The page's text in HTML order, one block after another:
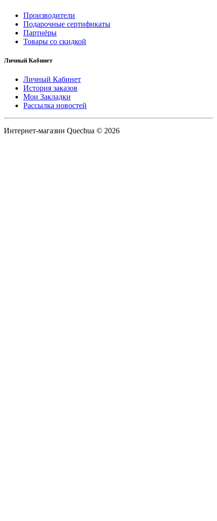
Производители
Подарочные сертификаты
Партнёры
Товары со скидкой
Личный Кабинет
Личный Кабинет
История заказов
Мои Закладки
Рассылка новостей
Интернет-магазин Quechua © 2026